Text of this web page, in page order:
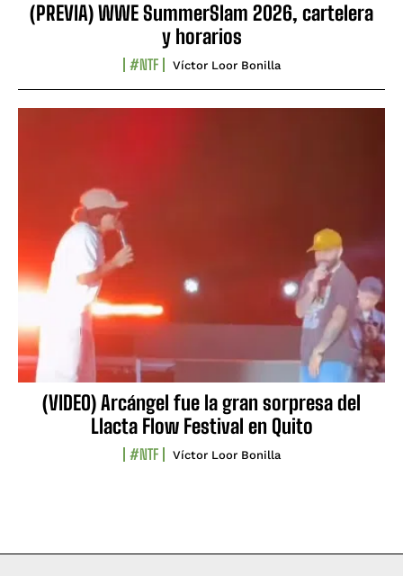
(PREVIA) WWE SummerSlam 2026, cartelera
y horarios
#NTF Víctor Loor Bonilla
(VIDEO) Arcángel fue la gran sorpresa del
Llacta Flow Festival en Quito
#NTF Víctor Loor Bonilla